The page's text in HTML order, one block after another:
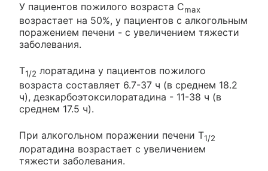
У пациентов пожилого возраста Cmax
возрастает на 50%, у пациентов с алкогольным
поражением печени - с увеличением тяжести
заболевания.
T1/2 лоратадина у пациентов пожилого
возраста составляет 6.7-37 ч (в среднем 18.2
ч), дезкарбоэтоксилоратадина - 11-38 ч (в
среднем 17.5 ч).
При алкогольном поражении печени T1/2
лоратадина возрастает с увеличением
тяжести заболевания.